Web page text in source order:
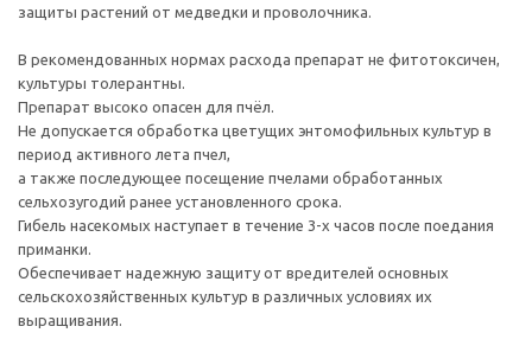
защиты растений от медведки и проволочника.
В рекомендованных нормах расхода препарат не фитотоксичен,
культуры толерантны.
Препарат высоко опасен для пчёл.
Не допускается обработка цветущих энтомофильных культур в
период активного лета пчел,
а также последующее посещение пчелами обработанных
сельхозугодий ранее установленного срока.
Гибель насекомых наступает в течение 3-х часов после поедания
приманки.
Обеспечивает надежную защиту от вредителей основных
сельскохозяйственных культур в различных условиях их
выращивания.